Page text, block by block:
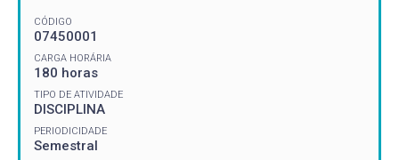
CÓDIGO
07450001
CARGA HORÁRIA
180 horas
TIPO DE ATIVIDADE
DISCIPLINA
PERIODICIDADE
Semestral